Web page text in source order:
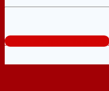
www.cuathepcuanhua.com